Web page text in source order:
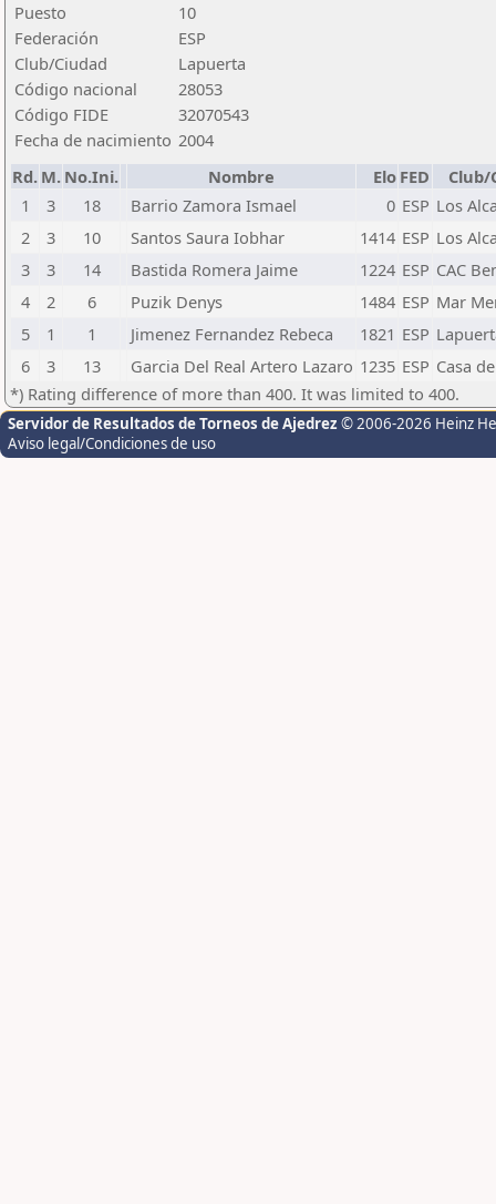
Puesto
10
Federación
ESP
Club/Ciudad
Lapuerta
Código nacional
28053
Código FIDE
32070543
Fecha de nacimiento 2004
Rd. M. No.Ini. Nombre Elo FED
Club/
1
3 18 Barrio Zamora Ismael 0 ESP Los
2
3 10 Santos Saura Iobhar 1414 ESP Los
3
3 14 Bastida Romera Jaime 1224 ESP CAC
4
2 6 Puzik Denys 1484 ESP Mar
5
1 1 Jimenez Fernandez Rebeca 1821 ESP
6
3 13 Garcia Del Real Artero Lazaro 1235 ESP Casa
*) Rating difference of more than 400. It was limited to 400.
Servidor de Resultados de Torneos de Ajedrez © 2006-2026 Heinz
Aviso legal/Condiciones de uso